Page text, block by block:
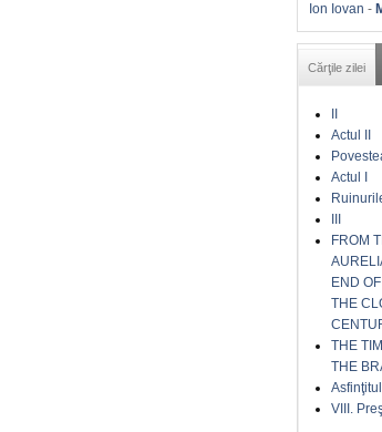
Ion Iovan -
Cărţile zilei
II
Actul II
Actul I
III
FROM
END
THE
THE
THE
VIII.